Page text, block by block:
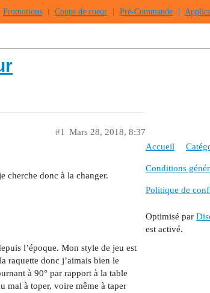
Promotions Coups de coeur Pré-Commande
Mars 28, 2018, 8:37
#1
cherche donc à la changer.
l’époque. Mon style de jeu est
raquette donc j’aimais bien le
à 90° par rapport à la table
mal à toper, voire même à taper
Accueil
Conditions
Politique de
Optimisé par
est activé.